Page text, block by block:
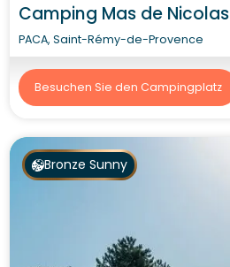
Camping Mas de Nicolas
PACA, Saint-Rémy-de-Provence
Besuchen Sie den Campingplatz
Bronze Sunny